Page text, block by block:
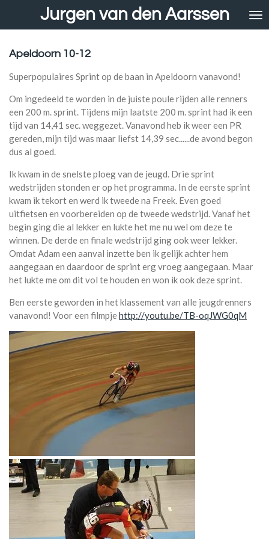
de
Jurgen van den Aarssen
Apeldoorn 10-12
Superpopulaires Sprint op de baan in Apeldoorn vanavond!
Om ingedeeld te worden in de juiste poule rijden alle renners
een 200 m. sprint. Tijdens mijn laatste 200 m. sprint had ik een
tijd van 14,41 sec. weggezet. Vanavond heb ik weer een PR
gereden, mijn tijd was maar liefst 14,39 sec......de avond begon
dus al goed.
Ik kwam in de snelste ploeg van de jeugd. Drie sprint
wedstrijden stonden er op het programma. In de eerste sprint
kwam ik tekort en werd ik tweede na Freek. Even goed
uitfietsen en voorbereiden op de tweede wedstrijd. Vanaf het
begin ging die al lekker en lukte het me nu wel om deze te
winnen. De derde en finale wedstrijd ging ook weer lekker.
Omdat Adam een aanval inzette ben ik gelijk achter hem
aangegaan en daardoor de sprint erg vroeg aangegaan. Maar
het lukte me om dit vol te houden en won ik ook deze sprint.
Ben eerste geworden in het klassement van alle jeugdrenners
vanavond! Voor een filmpjehttp://youtu.be/TB-oqJWG0qM